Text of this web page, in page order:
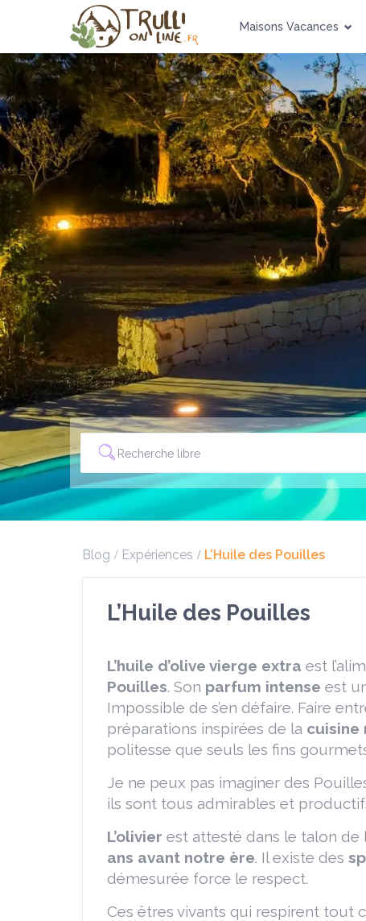
Maisons Vacances
Blog Expériences L’Huile des Pouilles
L’Huile des Pouilles
L’huile d’olive vierge extra est
Pouilles. Son parfum intense est
Impossible de s’en défaire. Faire
préparations inspirées de la cuisine
politesse que seuls les fins
Je ne peux pas imaginer des
ils sont tous admirables et
L’olivier est attesté dans le talon de
ans avant notre ère. Il existe des
démesurée force le respect.
Ces êtres vivants qui respirent tout